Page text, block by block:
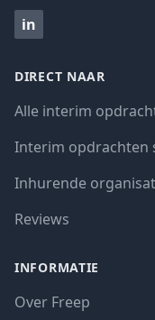
in
DIRECT NAAR
Alle interim
Interim opdrachten
Inhurende
Reviews
INFORMATIE
Over Freep